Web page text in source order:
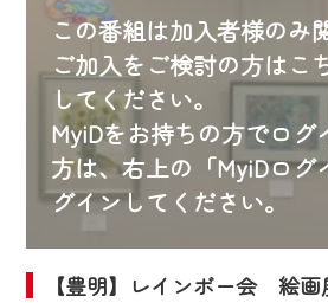
この番組は加入者様のみ
ご加入をご検討の方はこ
してください。
MyiDをお持ちの方でログ
方は、右上の「MyiDログ
グインしてください。
【豊明】レインボー会 絵画
お知ら
2024/09/02
動画配信サービス『CCNet
年9月24日からリニューアル